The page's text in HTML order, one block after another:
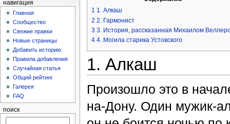
1 1. Алкаш
2 2. Гармонист
3 3. История, рассказанная Михаилом
4 4. Могила старика Устовского
1. Алкаш
Произошло это в
на-Дону. Один мужик-
навигация
Главная
Сообщество
Свежие правки
Новые страницы
Добавить историю
Правила добавления
Случайная статья
Общий рейтинг
Галерея
FAQ
поиск